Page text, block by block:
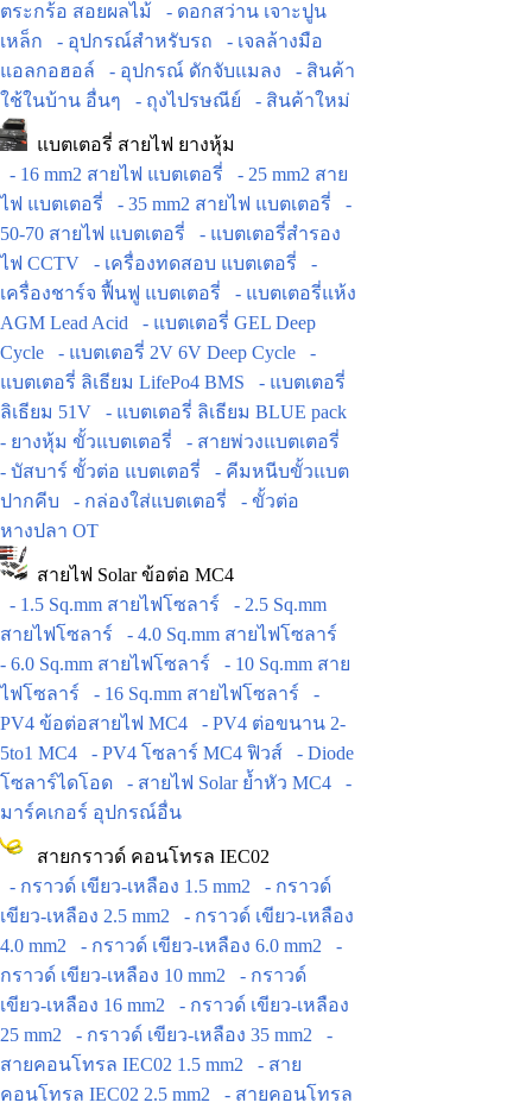
ตระกร้อ สอยผลไม้
- ดอกสว่าน เจาะปูน
เหล็ก
- อุปกรณ์สำหรับรถ
- เจลล้างมือ
แอลกอฮอล์
- อุปกรณ์ ดักจับแมลง
- สินค้า
ใช้ในบ้าน อื่นๆ
- ถุงไปรษณีย์ - สินค้าใหม่
แบตเตอรี่ สายไฟ ยางหุ้ม
- 16 mm2 สายไฟ แบตเตอรี่
- 25 mm2 สาย
ไฟ แบตเตอรี่
- 35 mm2 สายไฟ แบตเตอรี่
-
50-70 สายไฟ แบตเตอรี่
- แบตเตอรี่สำรอง
ไฟ CCTV
- เครื่องทดสอบ แบตเตอรี่
-
เครื่องชาร์จ ฟื้นฟู แบตเตอรี่
- แบตเตอรี่แห้ง
AGM Lead Acid
- แบตเตอรี่ GEL Deep
Cycle
- แบตเตอรี่ 2V 6V Deep Cycle
-
แบตเตอรี่ ลิเธียม LifePo4 BMS
- แบตเตอรี่
ลิเธียม 51V
- แบตเตอรี่ ลิเธียม BLUE pack
- ยางหุ้ม ขั้วแบตเตอรี่
- สายพ่วงแบตเตอรี่
- บัสบาร์ ขั้วต่อ แบตเตอรี่
- คีมหนีบขั้วแบต
ปากคีบ
- กล่องใส่แบตเตอรี่
- ขั้วต่อ
หางปลา OT
สายไฟ Solar ข้อต่อ MC4
- 1.5 Sq.mm สายไฟโซลาร์
- 2.5 Sq.mm
สายไฟโซลาร์
- 4.0 Sq.mm สายไฟโซลาร์
- 6.0 Sq.mm สายไฟโซลาร์
- 10 Sq.mm สาย
ไฟโซลาร์
- 16 Sq.mm สายไฟโซลาร์
-
PV4 ข้อต่อสายไฟ MC4
- PV4 ต่อขนาน 2-
5to1 MC4
- PV4 โซลาร์ MC4 ฟิวส์
- Diode
โซลาร์ไดโอด
- สายไฟ Solar ย้ำหัว MC4
-
มาร์คเกอร์ อุปกรณ์อื่น
สายกราวด์ คอนโทรล IEC02
- กราวด์ เขียว-เหลือง 1.5 mm2
- กราวด์
เขียว-เหลือง 2.5 mm2
- กราวด์ เขียว-เหลือง
4.0 mm2
- กราวด์ เขียว-เหลือง 6.0 mm2
-
กราวด์ เขียว-เหลือง 10 mm2
- กราวด์
เขียว-เหลือง 16 mm2
- กราวด์ เขียว-เหลือง
25 mm2
- กราวด์ เขียว-เหลือง 35 mm2
-
สายคอนโทรล IEC02 1.5 mm2
- สาย
คอนโทรล IEC02 2.5 mm2
- สายคอนโทรล